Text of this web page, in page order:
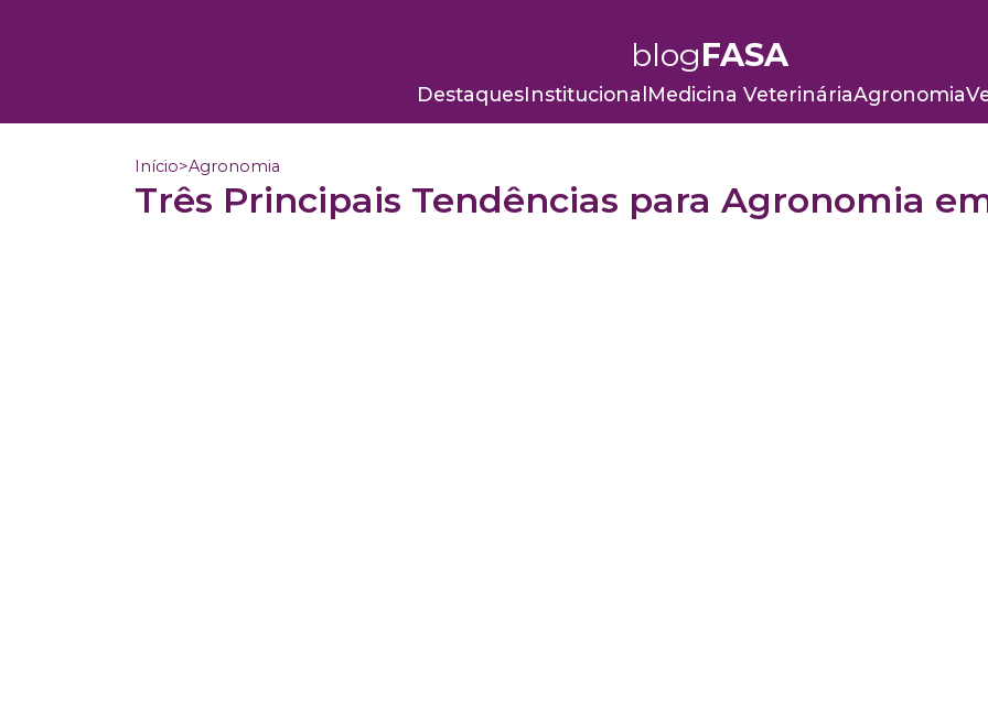
blogFASA
DestaquesInstitucional Medicina VeterináriaAgronomia
Início>Agronomia
Três Principais Tendências para Agronomia